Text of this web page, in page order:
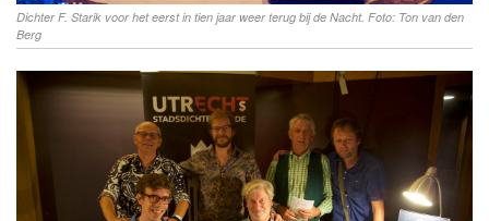
Dichter F. Starik voor het eerst in tien jaar weer terug bij de Nacht. Foto: Ton van den
Berg